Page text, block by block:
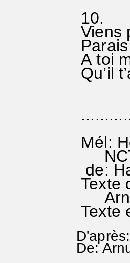
10.
Viens
A toi
Qu’il
Mél:
de:
Texte
Texte
De: